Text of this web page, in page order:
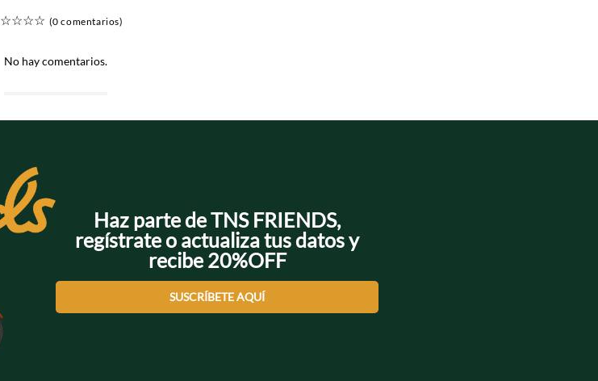
☆☆☆☆ (0 comentarios)
No hay comentarios.
Haz parte de TNS FRIENDS,
regístrate o actualiza tus datos y
recibe 20%OFF
SUSCRÍBETE AQUÍ